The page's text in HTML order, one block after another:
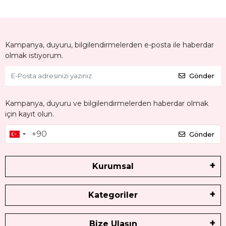
Kampanya, duyuru, bilgilendirmelerden e-posta ile haberdar
olmak istiyorum.
Gönder
Kampanya, duyuru ve bilgilendirmelerden haberdar olmak
için kayıt olun.
Gönder
Kurumsal
Kategoriler
Bize Ulaşın